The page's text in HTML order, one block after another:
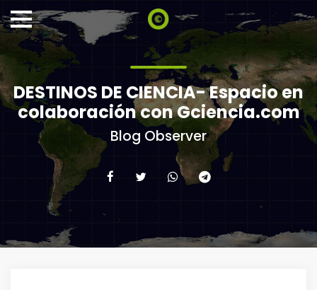
DESTINOS DE CIENCIA- Espacio en
colaboración con Gciencia.com
Blog Observer